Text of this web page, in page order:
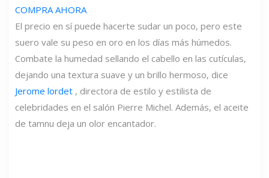
COMPRA AHORA
El precio en sí puede hacerte sudar un poco, pero este
suero vale su peso en oro en los días más húmedos.
Combate la humedad sellando el cabello en las cutículas,
dejando una textura suave y un brillo hermoso, dice
Jerome lordet , directora de estilo y estilista de
celebridades en el salón Pierre Michel. Además, el aceite
de tamnu deja un olor encantador.